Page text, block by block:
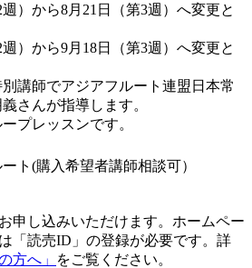
）から8月21日（第3週）へ変更と
）から9月18日（第3週）へ変更と
講師でアジアフルート連盟日本常
さんが指導します。
プレッスンです。
ト(購入希望者講師相談可）
申し込みいただけます。ホームペー
「読売ID」の登録が必要です。詳
方へ」 をご覧ください。